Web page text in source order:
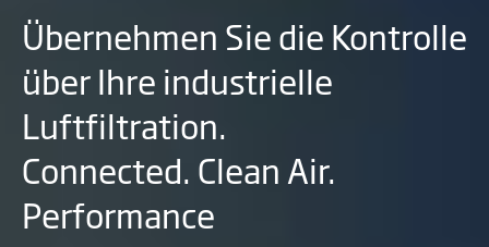
MikroPul
Übernehmen Sie die Kontrolle
über Ihre industrielle
Luftfiltration.
Connected. Clean Air.
Performance